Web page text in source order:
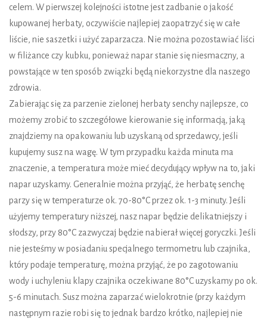
celem. W pierwszej kolejności istotne jest zadbanie o jakość
kupowanej herbaty, oczywiście najlepiej zaopatrzyć się w całe
liście, nie saszetki i użyć zaparzacza. Nie można pozostawiać liści
w filiżance czy kubku, ponieważ napar stanie się niesmaczny, a
powstające w ten sposób związki będą niekorzystne dla naszego
zdrowia.
Zabierając się za parzenie zielonej herbaty senchy najlepsze, co
możemy zrobić to szczegółowe kierowanie się informacją, jaką
znajdziemy na opakowaniu lub uzyskaną od sprzedawcy, jeśli
kupujemy susz na wagę. W tym przypadku każda minuta ma
znaczenie, a temperatura może mieć decydujący wpływ na to, jaki
napar uzyskamy. Generalnie można przyjąć, że herbatę senchę
parzy się w temperaturze ok. 70-80°C przez ok. 1-3 minuty. Jeśli
użyjemy temperatury niższej, nasz napar będzie delikatniejszy i
słodszy, przy 80°C zazwyczaj będzie nabierał więcej goryczki. Jeśli
nie jesteśmy w posiadaniu specjalnego termometru lub czajnika,
który podaje temperaturę, można przyjąć, że po zagotowaniu
wody i uchyleniu klapy czajnika oczekiwane 80°C uzyskamy po ok.
5-6 minutach. Susz można zaparzać wielokrotnie (przy każdym
następnym razie robi się to jednak bardzo krótko, najlepiej nie